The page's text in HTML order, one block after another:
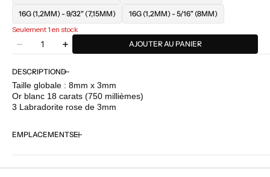
16G (1,2MM) - 9/32" (7,15MM)
16G (1,2MM) - 5/16" (8MM)
Seulement 1 en stock
Diminuer
quantité
pour
BVLA
-
-
Quantité
Augmenter
quantité
pour
BVLA
-
-
AJOUTER AU PANIER
DESCRIPTION
Taille globale : 8mm x 3mm
Or blanc 18 carats (750 millièmes)
3 Labradorite rose de 3mm
EMPLACEMENTS